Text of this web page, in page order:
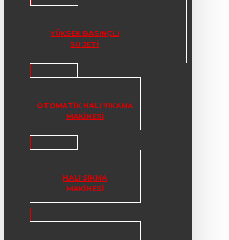
YÜKSEK BASINÇLI
SU JETI
OTOMATIK HALI YIKAMA
MAKINESI
HALI SIKMA
MAKINESI